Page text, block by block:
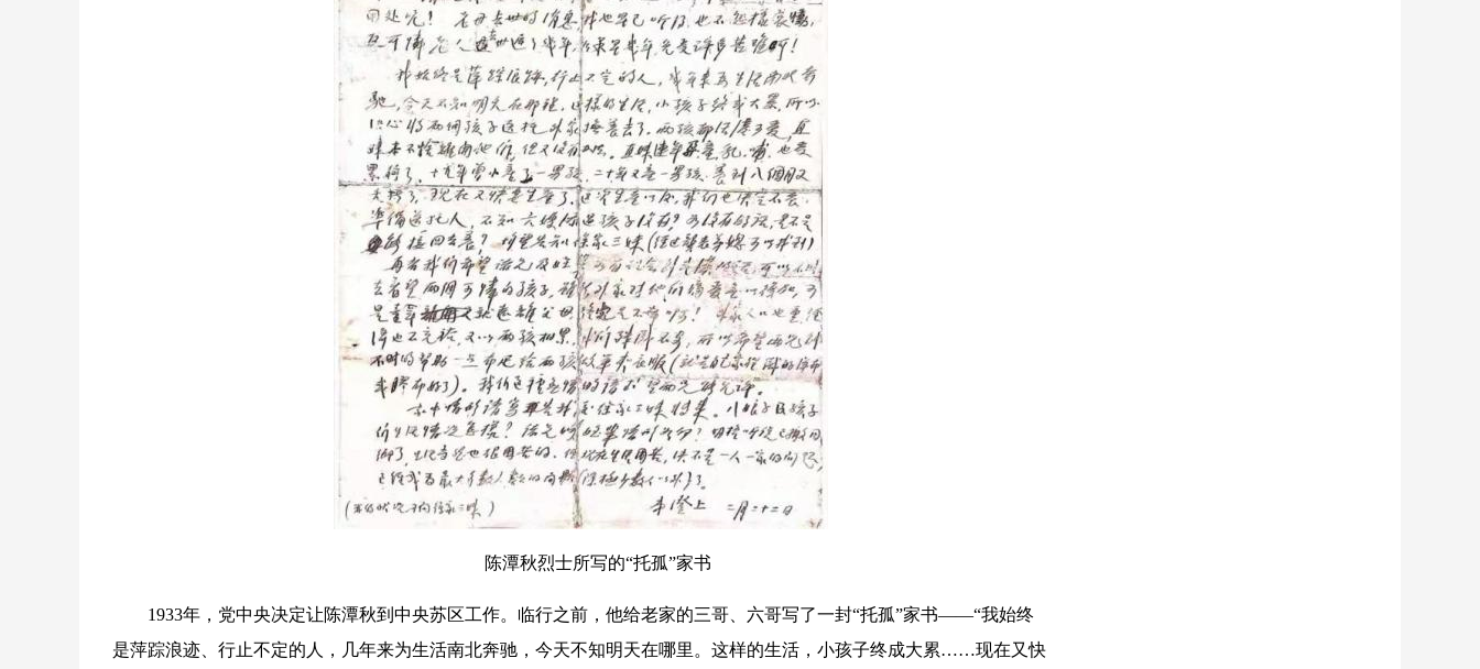
陈潭秋烈士所写的“托孤”家书
1933年，党中央决定让陈潭秋到中央苏区工作。临行之前，他给老家的三哥、六哥写了一封“托孤”家书——“我始终
是萍踪浪迹、行止不定的人，几年来为生活南北奔驰，今天不知明天在哪里。这样的生活，小孩子终成大累……现在又快